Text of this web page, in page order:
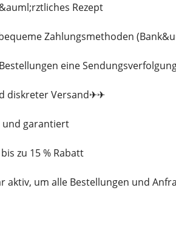
Rezept
Zahlungsmethoden
eine
diskreter Versand✈✈
und garantiert
zu 15 % Rabatt
aktiv, um alle Bestellungen und